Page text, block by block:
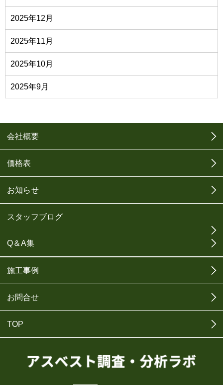
2025年12月
2025年11月
2025年10月
2025年9月
会社概要
価格表
お知らせ
スタッフブログ
Q＆A集
施工事例
お問合せ
TOP